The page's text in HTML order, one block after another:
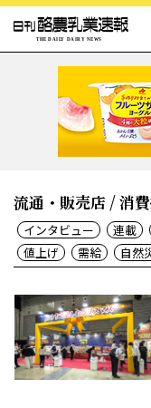
流通・販売店 / 消
インタビュー 連載
値上げ
需給 自然